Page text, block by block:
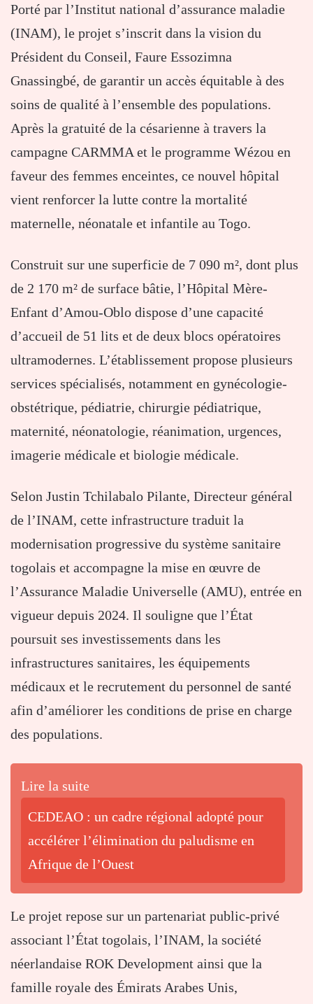
Porté par l’Institut national d’assurance maladie
(INAM), le projet s’inscrit dans la vision du
Président du Conseil, Faure Essozimna
Gnassingbé, de garantir un accès équitable à des
soins de qualité à l’ensemble des populations.
Après la gratuité de la césarienne à travers la
campagne CARMMA et le programme Wézou en
faveur des femmes enceintes, ce nouvel hôpital
vient renforcer la lutte contre la mortalité
maternelle, néonatale et infantile au Togo.
Construit sur une superficie de 7 090 m², dont plus
de 2 170 m² de surface bâtie, l’Hôpital Mère-
Enfant d’Amou-Oblo dispose d’une capacité
d’accueil de 51 lits et de deux blocs opératoires
ultramodernes. L’établissement propose plusieurs
services spécialisés, notamment en gynécologie-
obstétrique, pédiatrie, chirurgie pédiatrique,
maternité, néonatologie, réanimation, urgences,
imagerie médicale et biologie médicale.
Selon Justin Tchilabalo Pilante, Directeur général
de l’INAM, cette infrastructure traduit la
modernisation progressive du système sanitaire
togolais et accompagne la mise en œuvre de
l’Assurance Maladie Universelle (AMU), entrée en
vigueur depuis 2024. Il souligne que l’État
poursuit ses investissements dans les
infrastructures sanitaires, les équipements
médicaux et le recrutement du personnel de santé
afin d’améliorer les conditions de prise en charge
des populations.
Lire la suite
CEDEAO : un cadre régional adopté pour
accélérer l’élimination du paludisme en
Afrique de l’Ouest
Le projet repose sur un partenariat public-privé
associant l’État togolais, l’INAM, la société
néerlandaise ROK Development ainsi que la
famille royale des Émirats Arabes Unis,